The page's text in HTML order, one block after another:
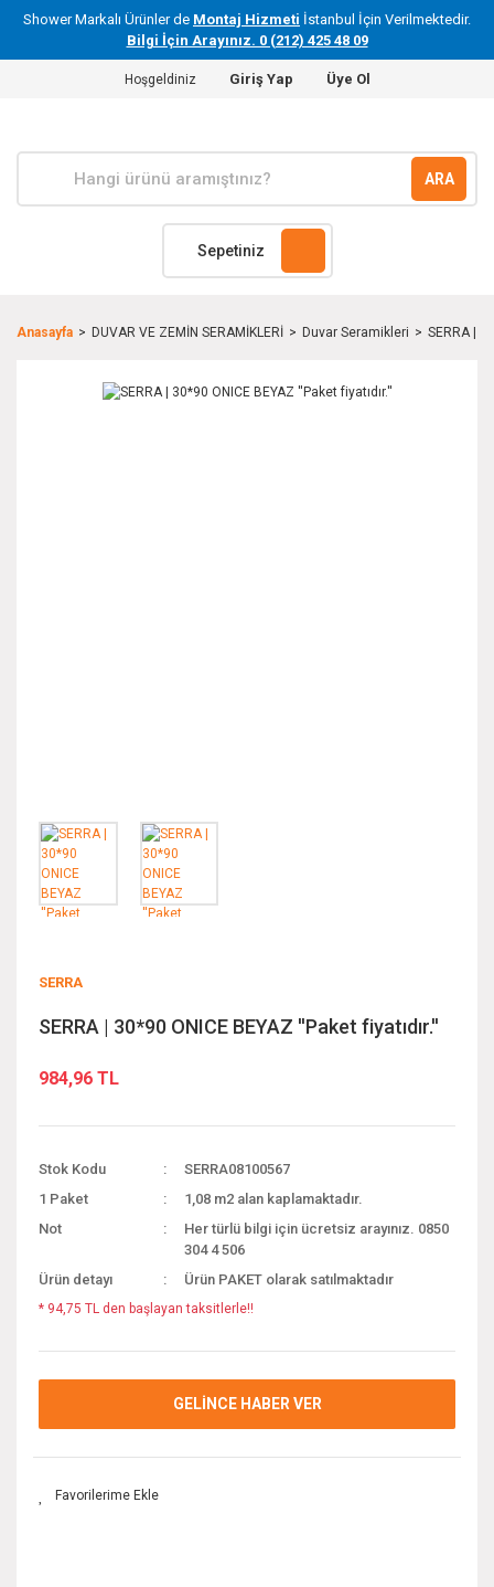
Shower Markalı Ürünler de Montaj Hizmeti İstanbul İçin Verilmektedir.
Bilgi İçin Arayınız. 0 (212) 425 48 09
Hoşgeldiniz Giriş Yap Üye Ol
ARA
Sepetiniz
Anasayfa DUVAR VE ZEMİN SERAMİKLERİ Duvar Seramikleri SERRA |
SERRA
SERRA | 30*90 ONICE BEYAZ ''Paket fiyatıdır.''
984,96 TL
Stok Kodu
SERRA08100567
1 Paket
1,08 m2 alan kaplamaktadır.
Not
Her türlü bilgi için ücretsiz arayınız. 0850
304 4 506
Ürün detayı
Ürün PAKET olarak satılmaktadır
* 94,75 TL den başlayan taksitlerle!!
GELİNCE HABER VER